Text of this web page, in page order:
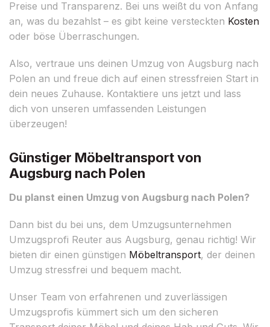
Preise und Transparenz. Bei uns weißt du von Anfang
an, was du bezahlst – es gibt keine versteckten Kosten
oder böse Überraschungen.
Also, vertraue uns deinen Umzug von Augsburg nach
Polen an und freue dich auf einen stressfreien Start in
dein neues Zuhause. Kontaktiere uns jetzt und lass
dich von unseren umfassenden Leistungen
überzeugen!
Günstiger Möbeltransport von
Augsburg nach Polen
Du planst einen Umzug von Augsburg nach Polen?
Dann bist du bei uns, dem Umzugsunternehmen
Umzugsprofi Reuter aus Augsburg, genau richtig! Wir
bieten dir einen günstigen Möbeltransport, der deinen
Umzug stressfrei und bequem macht.
Unser Team von erfahrenen und zuverlässigen
Umzugsprofis kümmert sich um den sicheren